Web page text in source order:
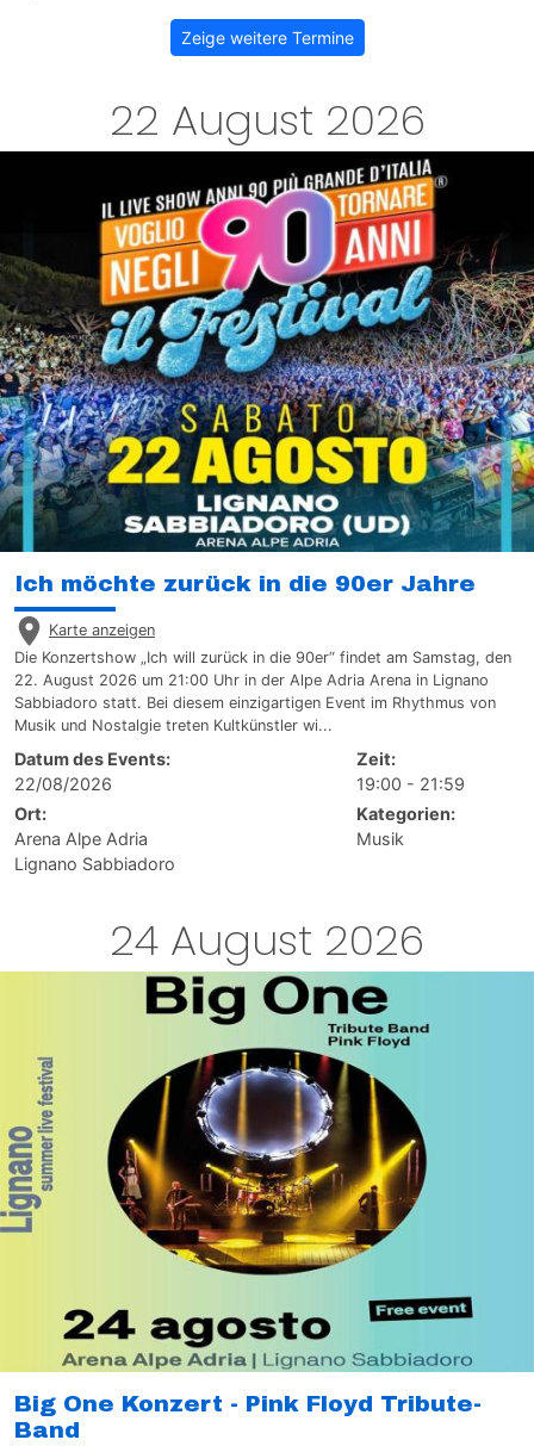
Zeige weitere Termine
22 August 2026
Ich möchte zurück in die 90er Jahre
Karte anzeigen
Die Konzertshow „Ich will zurück in die 90er“ findet am Samstag, den
22. August 2026 um 21:00 Uhr in der Alpe Adria Arena in Lignano
Sabbiadoro statt. Bei diesem einzigartigen Event im Rhythmus von
Musik und Nostalgie treten Kultkünstler wi...
Datum des Events:
22/08/2026
Zeit:
19:00 - 21:59
Ort:
Arena Alpe Adria
Lignano Sabbiadoro
Kategorien:
Musik
24 August 2026
Big One Konzert - Pink Floyd Tribute-
Band